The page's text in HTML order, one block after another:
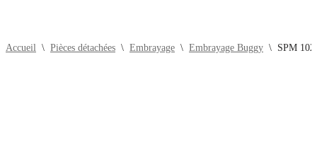
Accueil \ Pièces détachées \ Embrayage \ Embrayage Buggy \ SPM